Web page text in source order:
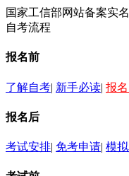
国家工信部网站备案实
自考流程
报名前
了解自考| 新手必读| 报
报名后
考试安排| 免考申请| 模